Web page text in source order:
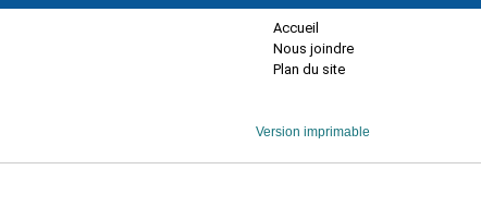
Accueil
Nous joindre
Plan du site
Version imprimable